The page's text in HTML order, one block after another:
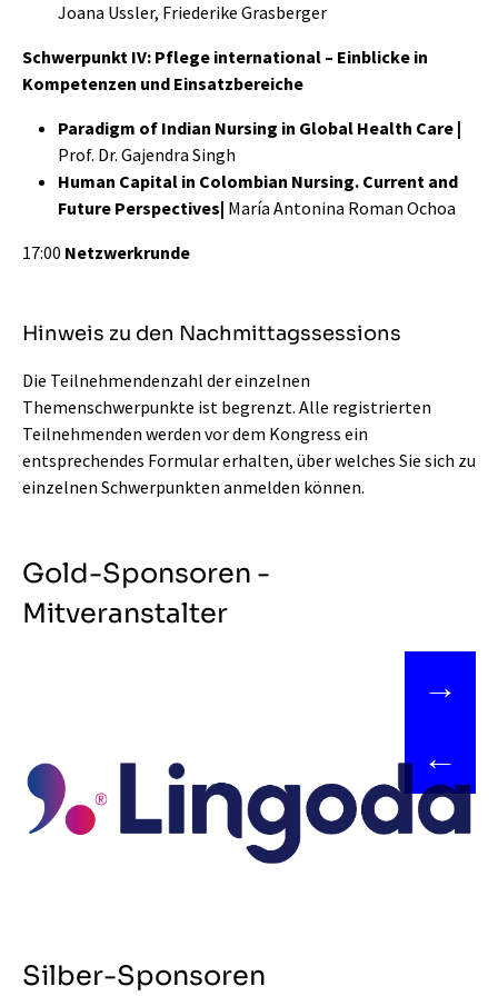
Joana Ussler, Friederike Grasberger
Schwerpunkt IV: Pflege international – Einblicke in
Kompetenzen und Einsatzbereiche
Paradigm of Indian Nursing in Global Health Care |
Prof. Dr. Gajendra Singh
Human Capital in Colombian Nursing. Current and
Future Perspectives| María Antonina Roman Ochoa
17:00 Netzwerkrunde
Hinweis zu den Nachmittagssessions
Die Teilnehmendenzahl der einzelnen
Themenschwerpunkte ist begrenzt. Alle registrierten
Teilnehmenden werden vor dem Kongress ein
entsprechendes Formular erhalten, über welches Sie sich zu
einzelnen Schwerpunkten anmelden können.
Gold-Sponsoren -
Mitveranstalter
→
←
Silber-Sponsoren